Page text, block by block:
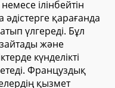
ілінбейтін
қарағанда
үлгереді. Бұл
және
күнделікті
Француздық
қызмет